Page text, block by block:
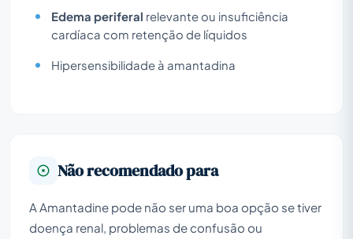
Edema periferal relevante ou insuficiência
cardíaca com retenção de líquidos
Hipersensibilidade à amantadina
Não recomendado para
A Amantadine pode não ser uma boa opção se tiver
doença renal, problemas de confusão ou